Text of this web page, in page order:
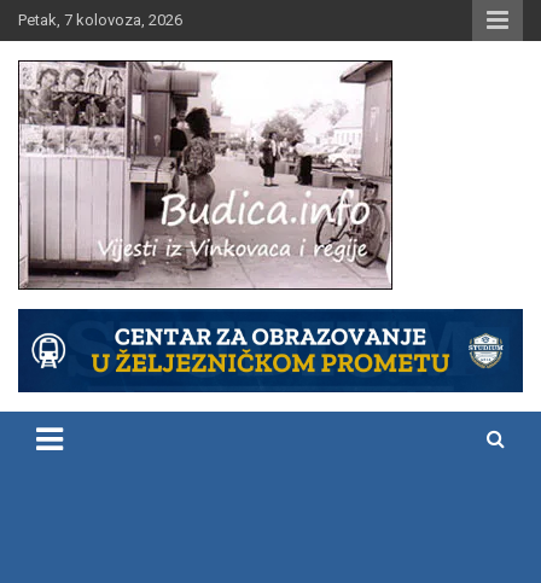
Skip
to
content
Petak, 7 kolovoza, 2026
Budica.info